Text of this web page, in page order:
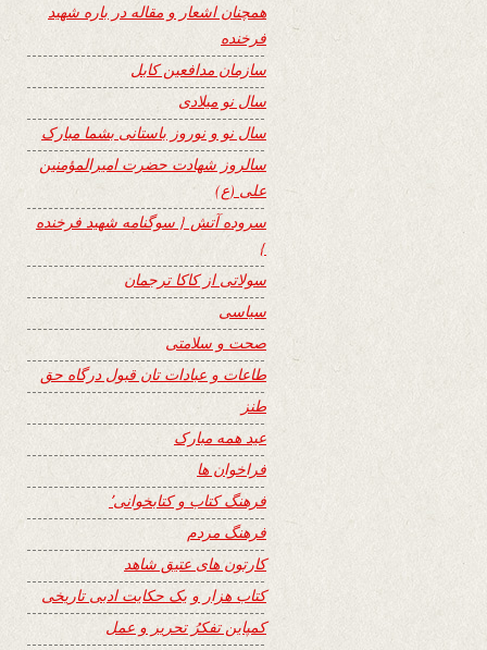
همچنان اشعار و مقاله در باره شهید
فرخنده
سازمان مدافعین کابل
سال نو میلادی
سال نو و نوروز باستانی بشما مبارک
سالروز شهادت حضرت امیرالمؤمنین
علی (ع)
سروده آتش { سوگنامه شهید فرخنده
}
سولاتی از کاکا ترجمان
سیاسی
صحت و سلامتی
طاعات و عبادات تان قبول درگاه حق
طنز
عید همه مبارک
فراخوان ها
فرهنگ کتاب و کتابخوانی٬
فرهنگ مردم
کارتون های عتیق شاهد
کتاب هزار و یک حکایت ادبی تاریخی
کمپاین تفکرُ تحریر و عمل